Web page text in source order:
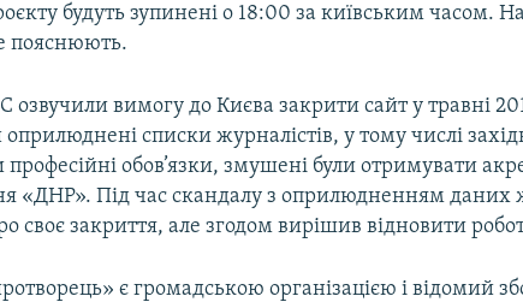
будуть зупинені о 18:00 за київським часом. На
пояснюють.
вимогу до Києва закрити сайт у травні
списки журналістів, у тому числі
обов’язки, змушені були отримувати
«ДНР». Під час скандалу з оприлюдненням даних
своє закриття, але згодом вирішив відновити
є громадською організацією і відомий